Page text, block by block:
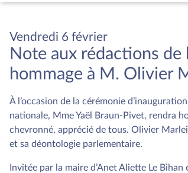
Vendredi 6 février
Note aux rédactions
hommage à M. Olivier
À l’occasion de la cérémonie
nationale, Mme Yaël Braun-Pivet, rendra
chevronné, apprécié de tous. Olivier
et sa déontologie parlementaire.
Invitée par la maire d’Anet Aliette Le